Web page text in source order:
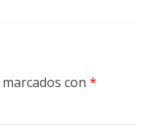
con *